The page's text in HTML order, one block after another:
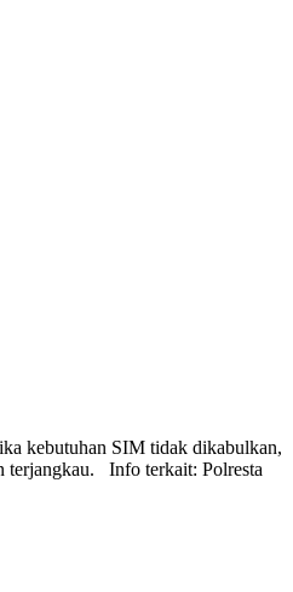
kebutuhan SIM tidak dikabulkan,
terjangkau. Info terkait: Polresta